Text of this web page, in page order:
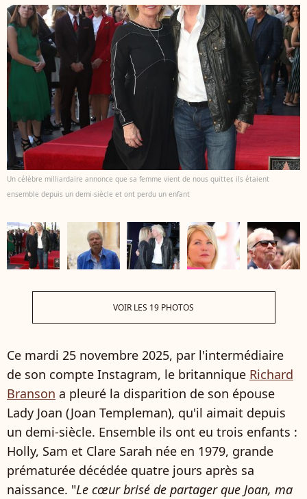
Un célèbre milliardaire annonce que sa femme vient de nous quitter, ils étaient
ensemble depuis un demi-siècle et ont perdu un enfant
VOIR LES 19 PHOTOS
Ce mardi 25 novembre 2025, par l'intermédiaire
de son compte Instagram, le britannique Richard
Branson a pleuré la disparition de son épouse
Lady Joan (Joan Templeman), qu'il aimait depuis
un demi-siècle. Ensemble ils ont eu trois enfants :
Holly, Sam et Clare Sarah née en 1979, grande
prématurée décédée quatre jours après sa
naissance. "Le cœur brisé de partager que Joan, ma